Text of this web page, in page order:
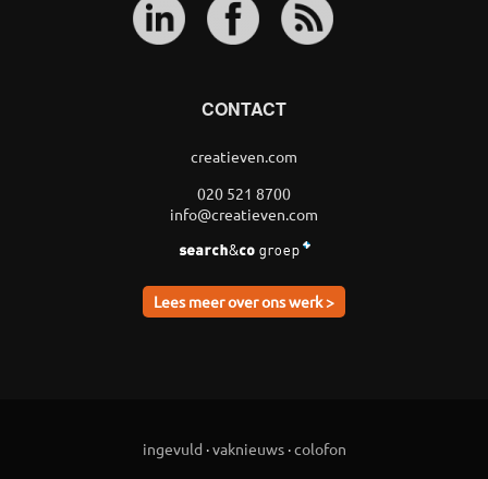
CONTACT
creatieven.com
020 521 8700
info@creatieven.com
Lees meer over ons werk >
ingevuld ·vaknieuws·colofon